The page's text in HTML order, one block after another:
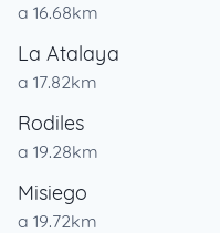
a 16.68km
La Atalaya
a 17.82km
Rodiles
a 19.28km
Misiego
a 19.72km